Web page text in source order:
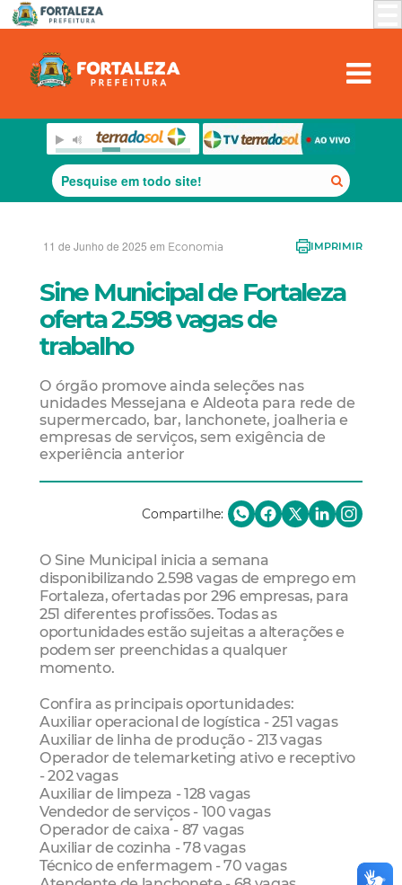
11 de Junho de 2025 em Economia IMPRIMIR
Sine Municipal de Fortaleza
oferta 2.598 vagas de
trabalho
O órgão promove ainda seleções nas
unidades Messejana e Aldeota para rede de
supermercado, bar, lanchonete, joalheria e
empresas de serviços, sem exigência de
experiência anterior
Compartilhe:
O Sine Municipal inicia a semana
disponibilizando 2.598 vagas de emprego em
Fortaleza, ofertadas por 296 empresas, para
251 diferentes profissões. Todas as
oportunidades estão sujeitas a alterações e
podem ser preenchidas a qualquer
momento.
Confira as principais oportunidades:
Auxiliar operacional de logística - 251 vagas
Auxiliar de linha de produção - 213 vagas
Operador de telemarketing ativo e receptivo
- 202 vagas
Auxiliar de limpeza - 128 vagas
Vendedor de serviços - 100 vagas
Operador de caixa - 87 vagas
Auxiliar de cozinha - 78 vagas
Técnico de enfermagem - 70 vagas